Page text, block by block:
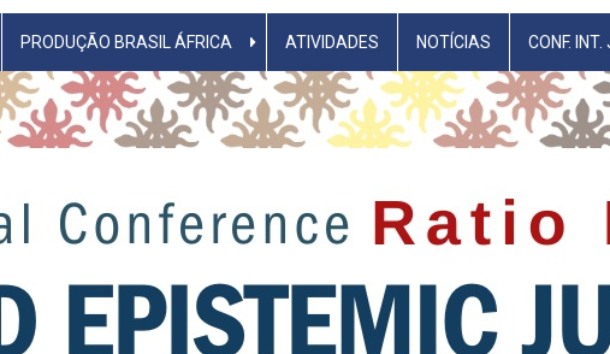
PRODUÇÃO BRASIL ÁFRICA ATIVIDADES NOTÍCIAS CONF.